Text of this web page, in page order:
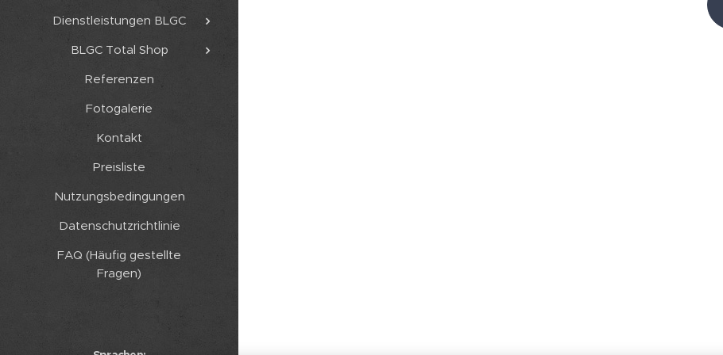
Dienstleistungen BLGC
BLGC Total Shop
Referenzen
Fotogalerie
Kontakt
Preisliste
Nutzungsbedingungen
Datenschutzrichtlinie
FAQ (Häufig gestellte
Fragen)